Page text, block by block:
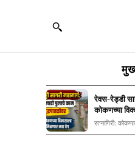
रेवस-रेड्डी
कोकणच्या
रत्नागिरी: